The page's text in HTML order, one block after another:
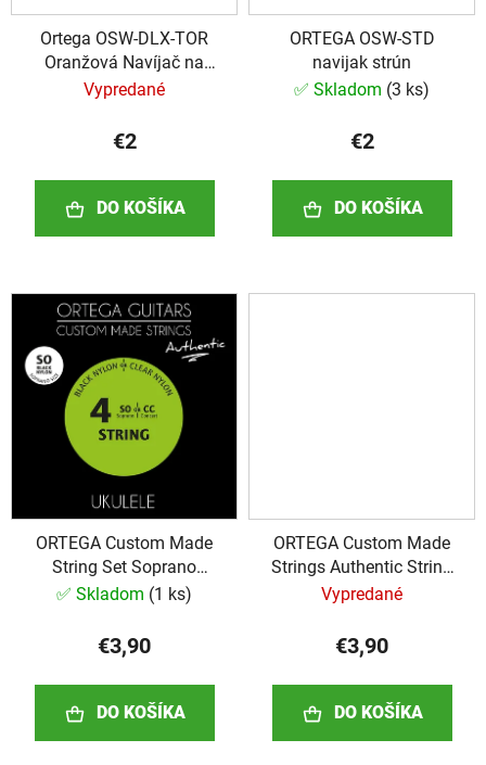
o
d
Ortega OSW-DLX-TOR
Oranžová Navíjač na
struny
Vypredané
€2
DO KOŠÍKA
ORTEGA OSW-STD
navijak strún
✅ Skladom (3 ks)
€2
DO KOŠÍKA
ORTEGA Custom Made
String Set Soprano
Ukulele 4 String BK
✅ Skladom (1 ks)
€3,90
DO KOŠÍKA
ORTEGA Custom Made
Strings Authentic String
Set - Ukulele 4 String
Vypredané
€3,90
DO KOŠÍKA